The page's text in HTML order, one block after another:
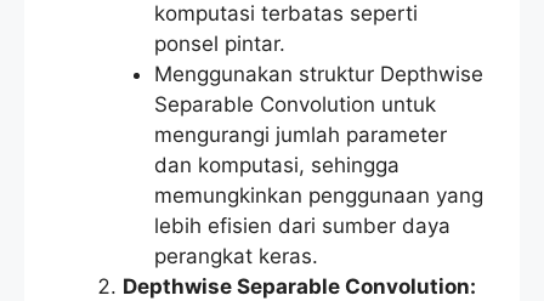
komputasi terbatas seperti
ponsel pintar.
Menggunakan struktur Depthwise
Separable Convolution untuk
mengurangi jumlah parameter
dan komputasi, sehingga
memungkinkan penggunaan yang
lebih efisien dari sumber daya
perangkat keras.
Depthwise Separable Convolution: